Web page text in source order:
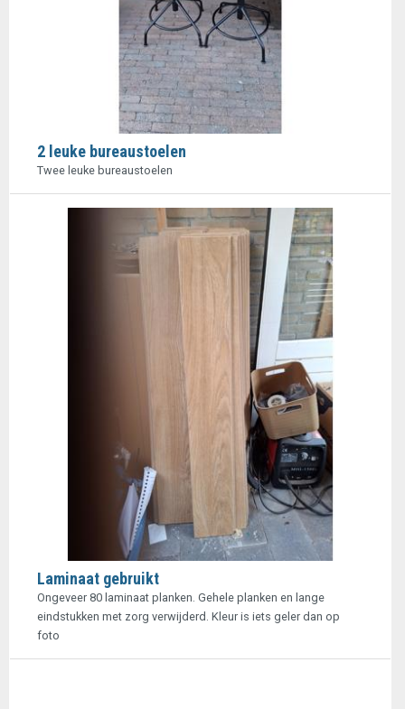
2 leuke bureaustoelen
Twee leuke bureaustoelen
Laminaat gebruikt
Ongeveer 80 laminaat planken. Gehele planken en lange
eindstukken met zorg verwijderd. Kleur is iets geler dan op
foto